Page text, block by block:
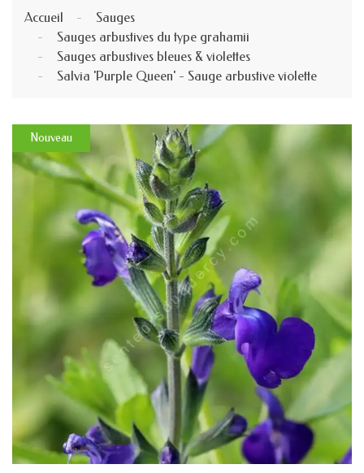
Accueil
Sauges
Sauges arbustives du type grahamii
Sauges arbustives bleues & violettes
Salvia 'Purple Queen' - Sauge arbustive violette
Nouveau